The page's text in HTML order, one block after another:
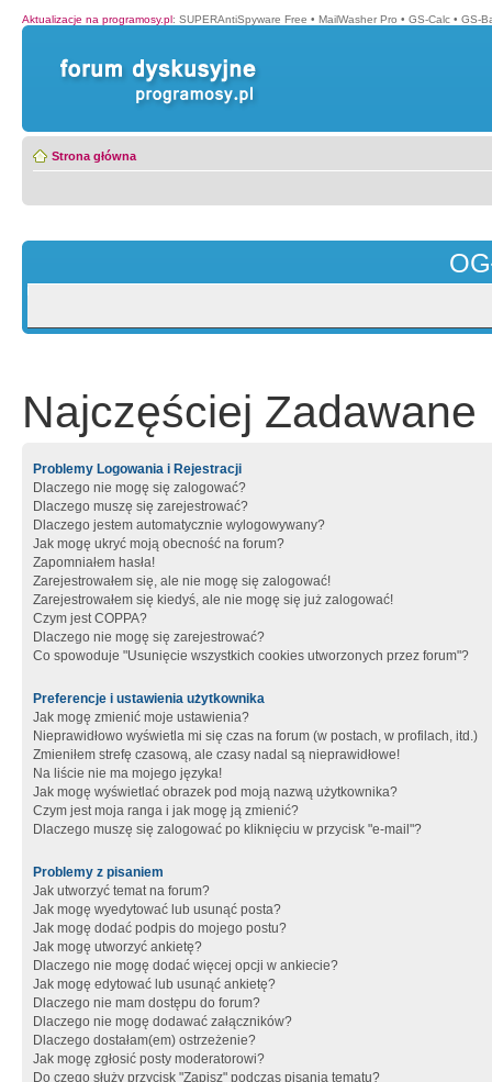
Aktualizacje na programosy.pl: SUPERAntiSpyware Free • MailWasher Pro • GS-Calc • GS-
Strona główna
Najczęściej Zadawane
Problemy Logowania i Rejestracji
Dlaczego nie mogę się zalogować?
Dlaczego muszę się zarejestrować?
Dlaczego jestem automatycznie wylogowywany?
Jak mogę ukryć moją obecność na forum?
Zapomniałem hasła!
Zarejestrowałem się, ale nie mogę się zalogować!
Zarejestrowałem się kiedyś, ale nie mogę się już zalogować!
Czym jest COPPA?
Dlaczego nie mogę się zarejestrować?
Co spowoduje "Usunięcie wszystkich cookies utworzonych przez forum"?
Preferencje i ustawienia użytkownika
Jak mogę zmienić moje ustawienia?
Nieprawidłowo wyświetla mi się czas na forum (w postach, w profilach, itd.)
Zmieniłem strefę czasową, ale czasy nadal są nieprawidłowe!
Na liście nie ma mojego języka!
Jak mogę wyświetlać obrazek pod moją nazwą użytkownika?
Czym jest moja ranga i jak mogę ją zmienić?
Dlaczego muszę się zalogować po kliknięciu w przycisk "e-mail"?
Problemy z pisaniem
Jak utworzyć temat na forum?
Jak mogę wyedytować lub usunąć posta?
Jak mogę dodać podpis do mojego postu?
Jak mogę utworzyć ankietę?
Dlaczego nie mogę dodać więcej opcji w ankiecie?
Jak mogę edytować lub usunąć ankietę?
Dlaczego nie mam dostępu do forum?
Dlaczego nie mogę dodawać załączników?
Dlaczego dostałam(em) ostrzeżenie?
Jak mogę zgłosić posty moderatorowi?
Do czego służy przycisk "Zapisz" podczas pisania tematu?